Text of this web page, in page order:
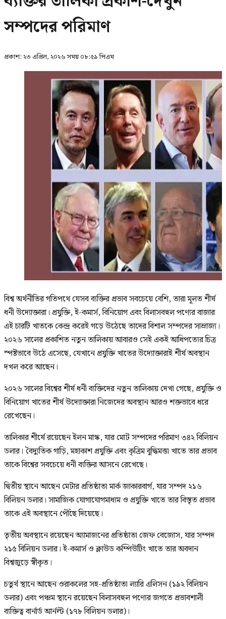
সম্পদের পরিমাণ
প্রকাশ: ২৩ এপ্রিল, ২০২৬ সময় ০৮:৫৯ পিএম
বিশ্ব অর্থনীতির গতিপথে যেসব ব্যক্তির প্রভাব সবচেয়ে বেশি, তারা মূলত শীর্ষ
ধনী উদ্যোক্তারা। প্রযুক্তি, ই-কমার্স, বিনিয়োগ এবং বিলাসবহুল পণ্যের বাজার
এই চারটি খাতকে কেন্দ্র করেই গড়ে উঠেছে তাদের বিশাল সম্পদের সাম্রাজ্য।
২০২৬ সালের প্রকাশিত নতুন তালিকায় আবারও সেই একই আধিপত্যের চিত্র
স্পষ্টভাবে উঠে এসেছে, যেখানে প্রযুক্তি খাতের উদ্যোক্তারাই শীর্ষ অবস্থান
দখল করে আছেন।
২০২৬ সালের বিশ্বের শীর্ষ ধনী ব্যক্তিদের নতুন তালিকায় দেখা গেছে, প্রযুক্তি ও
বিনিয়োগ খাতের শীর্ষ উদ্যোক্তারা নিজেদের অবস্থান আরও শক্তভাবে ধরে
রেখেছেন।
তালিকার শীর্ষে রয়েছেন ইলন মাস্ক, যার মোট সম্পদের পরিমাণ ৩৪২ বিলিয়ন
ডলার। বৈদ্যুতিক গাড়ি, মহাকাশ প্রযুক্তি এবং কৃত্রিম বুদ্ধিমত্তা খাতে তার প্রভাব
তাকে বিশ্বের সবচেয়ে ধনী ব্যক্তির আসনে রেখেছে।
দ্বিতীয় স্থানে আছেন মেটার প্রতিষ্ঠাতা মার্ক জাকারবার্গ, যার সম্পদ ২১৬
বিলিয়ন ডলার। সামাজিক যোগাযোগমাধ্যম ও প্রযুক্তি খাতে তার বিস্তৃত প্রভাব
তাকে এই অবস্থানে পৌঁছে দিয়েছে।
তৃতীয় অবস্থানে রয়েছেন অ্যামাজনের প্রতিষ্ঠাতা জেফ বেজোস, যার সম্পদ
২১৫ বিলিয়ন ডলার। ই-কমার্স ও ক্লাউড কম্পিউটিং খাতে তার অবদান
বিশ্বজুড়ে স্বীকৃত।
চতুর্থ স্থানে আছেন ওরাকলের সহ-প্রতিষ্ঠাতা ল্যারি এলিসন (১৯২ বিলিয়ন
ডলার) এবং পঞ্চম স্থানে রয়েছেন বিলাসবহুল পণ্যের জগতে প্রভাবশালী
ব্যক্তিত্ব বার্নার্ড আর্নল্ট (১৭৮ বিলিয়ন ডলার)।